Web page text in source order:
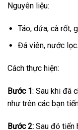
Nguyên liệu:
Táo, dứa, cà rốt,
Đá viên, nước lọc.
Cách thực hiện:
Bước 1: Sau khi đã
như trên các bạn
Bước 2: Sau đó tiến